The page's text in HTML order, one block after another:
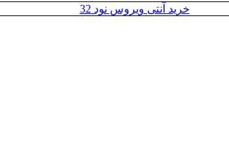
خرید آنتی ویروس نود 32